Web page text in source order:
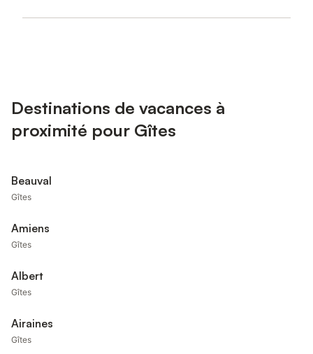
Destinations de vacances à
proximité pour Gîtes
Beauval
Gîtes
Amiens
Gîtes
Albert
Gîtes
Airaines
Gîtes